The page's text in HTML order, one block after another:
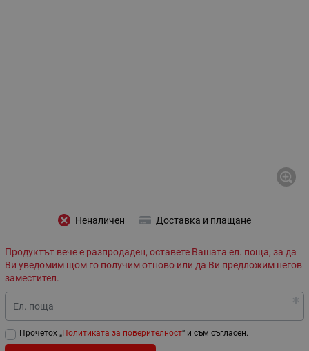
Неналичен Доставка и плащане
Продуктът вече е разпродаден, оставете Вашата ел. поща, за да
Ви уведомим щом го получим отново или да Ви предложим негов
заместител.
Ел. поща
Прочетох „Политиката за поверителност“ и съм съгласен.